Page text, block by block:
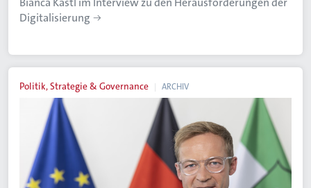
Digitalisierung
Politik, Strategie & Governance ARCHIV